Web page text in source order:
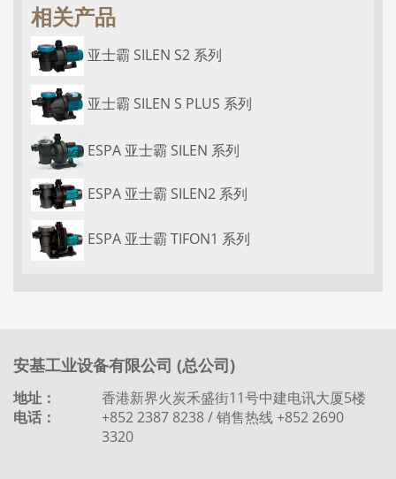
相关产品
亚士霸 SILEN S2 系列
亚士霸 SILEN S PLUS 系列
ESPA 亚士霸 SILEN 系列
ESPA 亚士霸 SILEN2 系列
ESPA 亚士霸 TIFON1 系列
安基工业设备有限公司 (总公司)
地址：
香港新界火炭禾盛街11号中建电讯大厦5楼
电话：
+852 2387 8238 / 销售热线 +852 2690
3320